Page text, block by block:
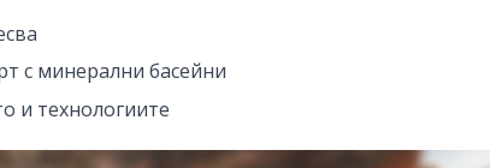
с минерални басейни
и технологиите